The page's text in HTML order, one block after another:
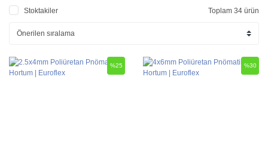
Stoktakiler Toplam 34 ürün
%25 %30